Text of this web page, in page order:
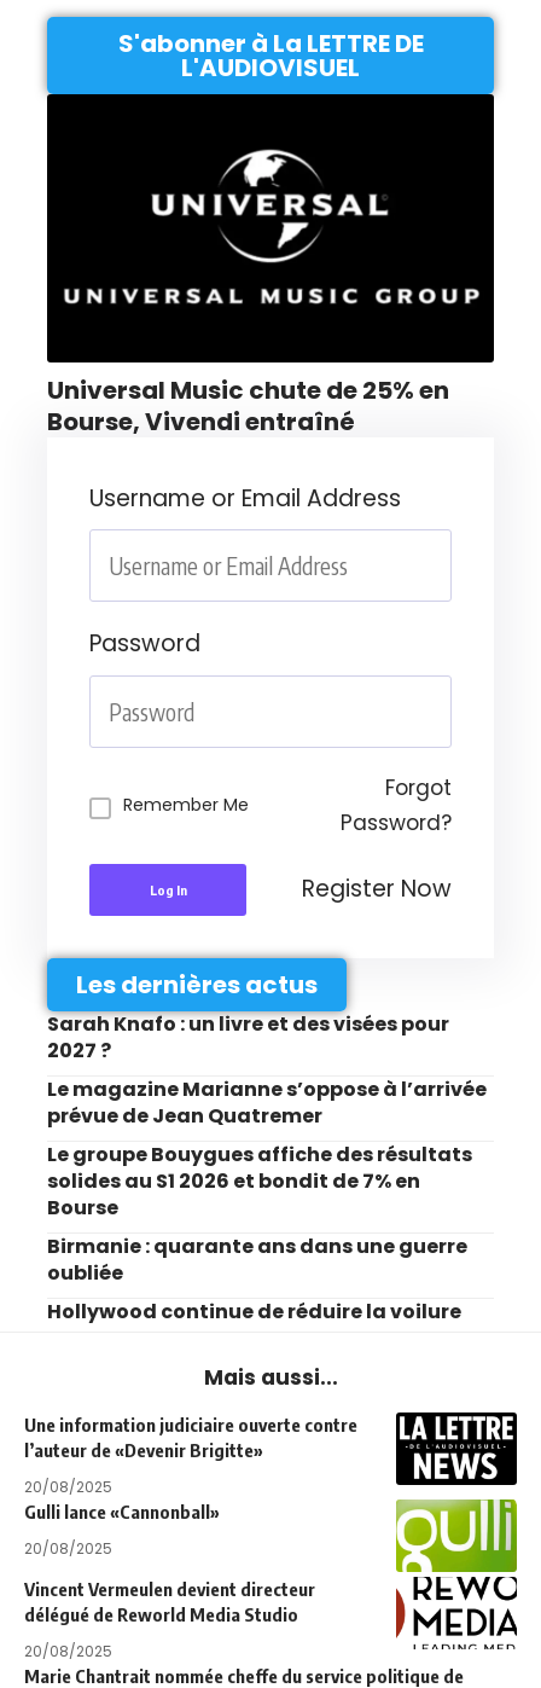
S'abonner à La LETTRE DE
L'AUDIOVISUEL
Universal Music chute de 25% en
Bourse, Vivendi entraîné
Username or Email Address
Password
Remember Me
Forgot
Password?
Log In Register Now
Les dernières actus
Sarah Knafo : un livre et des visées pour
2027 ?
Le magazine Marianne s’oppose à l’arrivée
prévue de Jean Quatremer
Le groupe Bouygues affiche des résultats
solides au S1 2026 et bondit de 7% en
Bourse
Birmanie : quarante ans dans une guerre
oubliée
Hollywood continue de réduire la voilure
Mais aussi...
Une information judiciaire ouverte contre
l’auteur de «Devenir Brigitte»
20/08/2025
Gulli lance «Cannonball»
20/08/2025
Vincent Vermeulen devient directeur
délégué de Reworld Media Studio
20/08/2025
Marie Chantrait nommée cheffe du service politique de